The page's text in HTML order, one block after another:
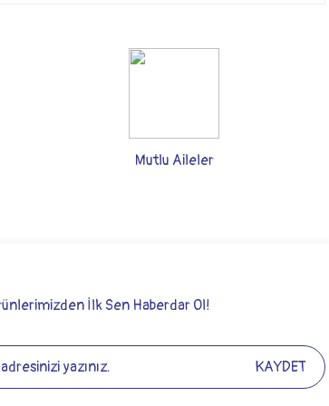
Mutlu Aileler
İlk Sen Haberdar Ol!
KAYDET